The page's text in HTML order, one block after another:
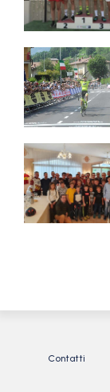
Contatti